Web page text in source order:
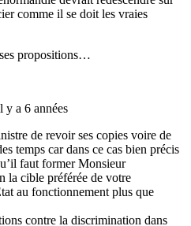
comme il se doit les vraies
propositions…
a 6 années
de revoir ses copies voire de
temps car dans ce cas bien précis
faut former Monsieur
cible préférée de votre
au fonctionnement plus que
contre la discrimination dans